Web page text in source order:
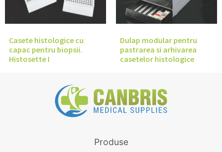
Casete histologice cu
capac pentru biopsii.
Histosette I
Dulap modular pentru
pastrarea si arhivarea
casetelor histologice
Produse